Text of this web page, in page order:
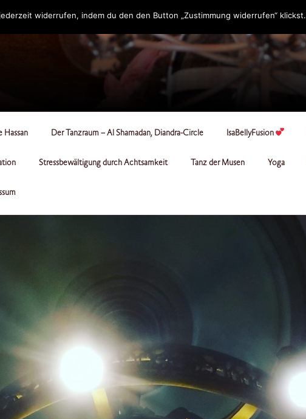
Hassan Der Tanzraum – Al Shamadan, Diandra-Circle IsaBellyFusion
Stressbewältigung durch Achtsamkeit Tanz der Musen Yoga
widerrufen, indem du den den Button „Zustimmung widerrufen“ klickst.